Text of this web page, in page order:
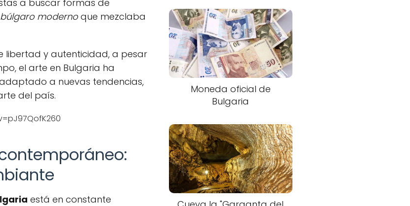
a buscar formas de
modernoque mezclaba
libertad y autenticidad, a pesar
el arte en Bulgaria ha
a nuevas tendencias,
del país.
está en constante
Moneda oficial de
Bulgaria